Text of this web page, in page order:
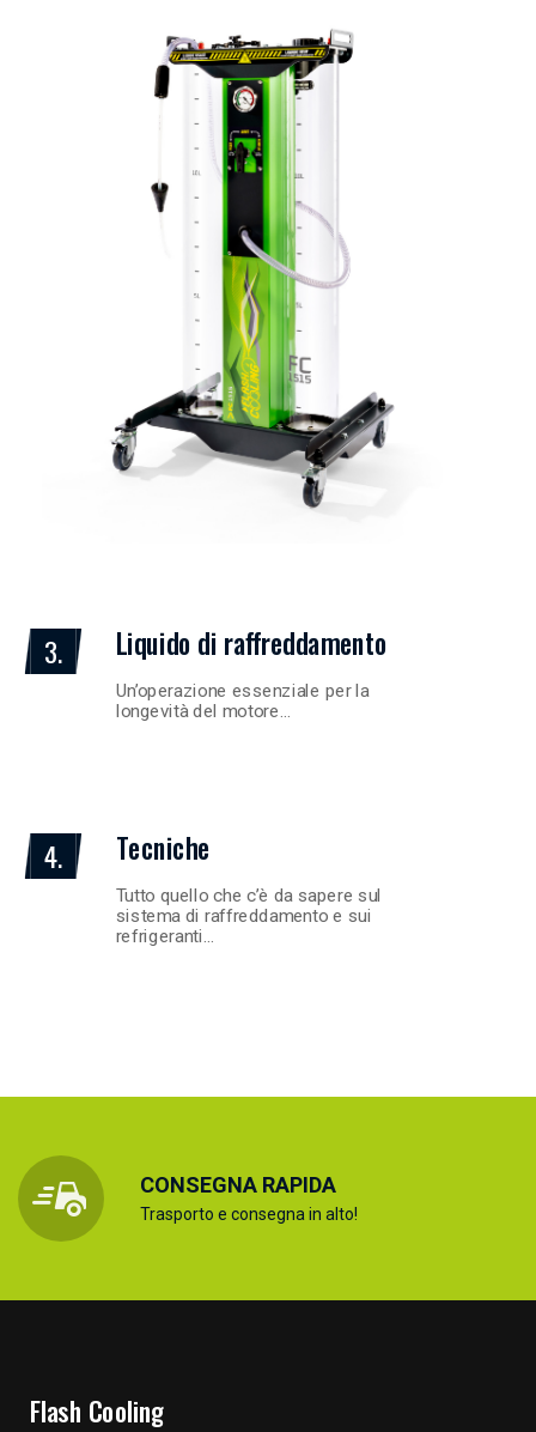
3. Liquido di raffreddamento
Un’operazione essenziale per la
longevità del motore…
4. Tecniche
Tutto quello che c’è da sapere sul
sistema di raffreddamento e sui
refrigeranti…
CONSEGNA RAPIDA
Trasporto e consegna in alto!
Flash Cooling